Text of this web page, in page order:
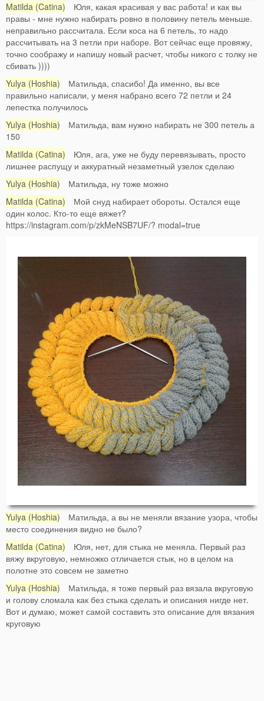
Matilda (Catina) Юля, какая красивая у вас работа! и как вы
правы - мне нужно набирать ровно в половину петель меньше.
неправильно рассчитала. Если коса на 6 петель, то надо
рассчитывать на 3 петли при наборе. Вот сейчас еще провяжу,
точно соображу и напишу новый расчет, чтобы никого с толку не
сбивать ))))
Yulya (Hoshia) Матильда, спасибо! Да именно, вы все
правильно написали, у меня набрано всего 72 петли и 24
лепестка получилось
Yulya (Hoshia) Матильда, вам нужно набирать не 300 петель а
150
Matilda (Catina) Юля, ага, уже не буду перевязывать, просто
лишнее распущу и аккуратный незаметный узелок сделаю
Yulya (Hoshia) Матильда, ну тоже можно
Matilda (Catina) Мой снуд набирает обороты. Остался еще
один колос. Кто-то еще вяжет?
https://instagram.com/p/zkMeNSB7UF/? modal=true
Yulya (Hoshia) Матильда, а вы не меняли вязание узора, чтобы
место соединения видно не было?
Matilda (Catina) Юля, нет, для стыка не меняла. Первый раз
вяжу вкруговую, немножко отличается стык, но в целом на
полотне это совсем не заметно
Yulya (Hoshia) Матильда, я тоже первый раз вязала вкруговую
и голову сломала как без стыка сделать и описания нигде нет.
Вот и думаю, может самой составить это описание для вязания
круговую